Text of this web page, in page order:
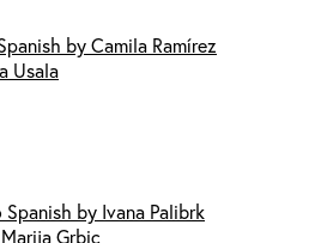
by Camila Ramírez
Usala
by Ivana Palibrk
Grbic